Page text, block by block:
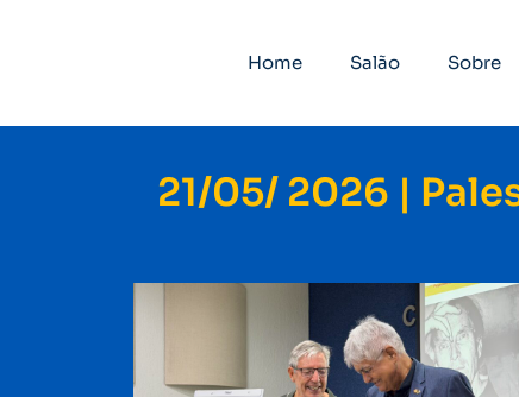
Home Salão Sobre
21/05/ 2026 |